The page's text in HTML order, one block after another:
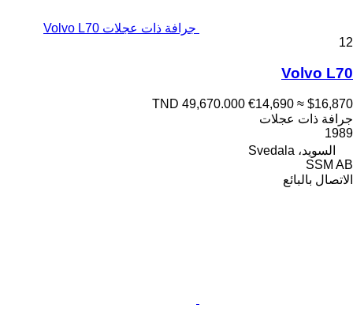
جرافة ذات عجلات Volvo L70
12
Volvo L70
TND 49,670.000 €14,690 ≈ $16,870
جرافة ذات عجلات
1989
السويد، Svedala
SSM AB
الاتصال بالبائع